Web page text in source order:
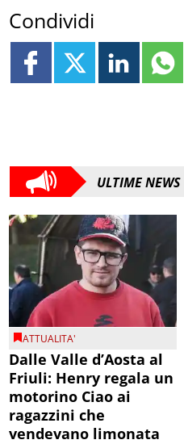
Condividi
ULTIME NEWS
ATTUALITA'
Dalle Valle d’Aosta al
Friuli: Henry regala un
motorino Ciao ai
ragazzini che
vendevano limonata